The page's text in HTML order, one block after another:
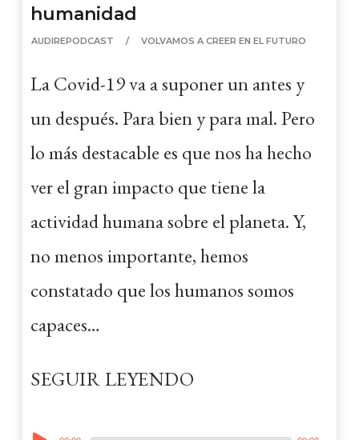
humanidad
AUDIREPODCAST VOLVAMOS A CREER EN EL FUTURO
La Covid-19 va a suponer un antes y
un después. Para bien y para mal. Pero
lo más destacable es que nos ha hecho
ver el gran impacto que tiene la
actividad humana sobre el planeta. Y,
no menos importante, hemos
constatado que los humanos somos
capaces…
SEGUIR LEYENDO